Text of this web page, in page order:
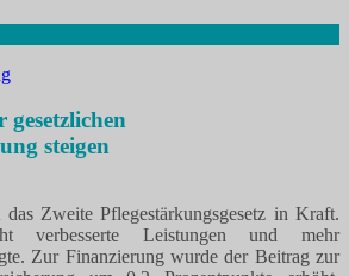
gesetzlichen
steigen
Zweite Pflegestärkungsgesetz in Kraft.
Leistungen und mehr
Zur Finanzierung wurde der Beitrag zur